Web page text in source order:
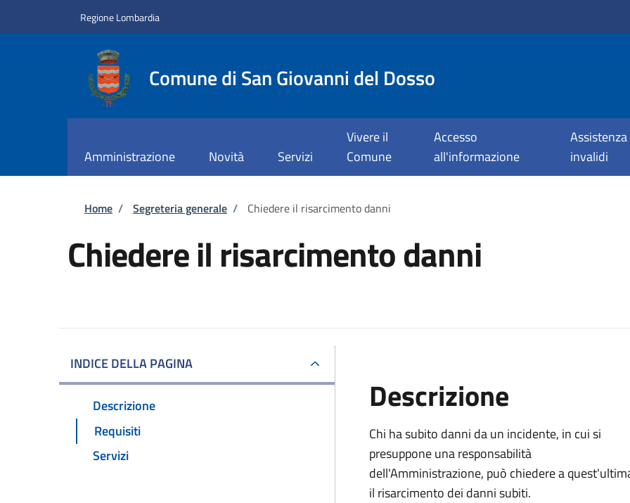
Regione Lombardia
Comune di San Giovanni del Dosso
Amministrazione Novità Servizi
Vivere il
Comune
Accesso
all'informazione
invalidi
Briciole di pane
Home / Segreteria generale / Chiedere il risarcimento danni
Chiedere il risarcimento danni
INDICE DELLA PAGINA
Descrizione
Requisiti
Servizi
Descrizione
Chi ha subito danni da un incidente, in cui si
presuppone una responsabilità
dell'Amministrazione, può chiedere a
il risarcimento dei danni subiti.